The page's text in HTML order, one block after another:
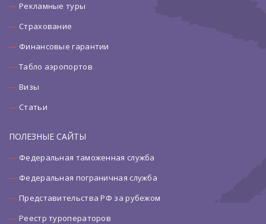
Рекламные туры
Страхование
Финансовые гарантии
Табло аэропортов
Визы
Статьи
ПОЛЕЗНЫЕ САЙТЫ
Федеральная таможенная служба
Федеральная пограничная служба
Представительства РФ за рубежом
Реестр туроператоров